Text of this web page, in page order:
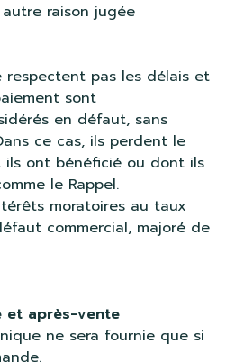
raison jugée
respectent pas les délais et
sont
en défaut, sans
ce cas, ils perdent le
ont bénéficié ou dont ils
le Rappel.
moratoires au taux
commercial, majoré de
et après-vente
ne sera fournie que si